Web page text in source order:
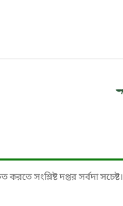
সংশ্লিষ্ট দপ্তর সর্বদা সচেষ্ট।